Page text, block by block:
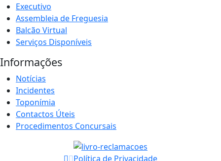
Executivo
Assembleia de Freguesia
Balcão Virtual
Serviços Disponíveis
Informações
Notícias
Incidentes
Toponímia
Contactos Úteis
Procedimentos Concursais
Política de Privacidade